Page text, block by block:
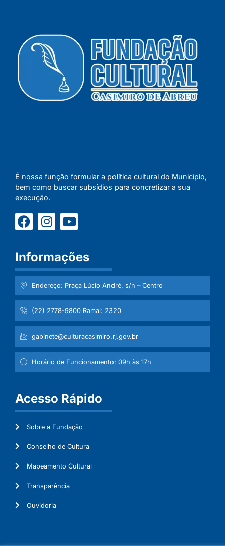
É nossa função formular a política cultural do Município,
bem como buscar subsídios para concretizar a sua
execução.
Informações
Endereço: Praça Lúcio André, s/n – Centro
(22) 2778-9800 Ramal: 2320
gabinete@culturacasimiro.rj.gov.br
Horário de Funcionamento: 09h às 17h
Acesso Rápido
Sobre a Fundação
Conselho de Cultura
Mapeamento Cultural
Transparência
Ouvidoria